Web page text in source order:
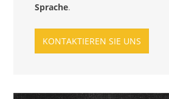
Sprache.
KONTAKTIEREN SIE UNS